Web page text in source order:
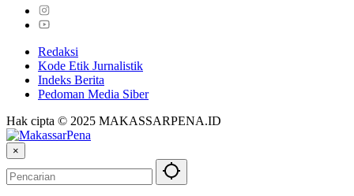
Redaksi
Kode Etik Jurnalistik
Indeks Berita
Pedoman Media Siber
Hak cipta © 2025 MAKASSARPENA.ID
×